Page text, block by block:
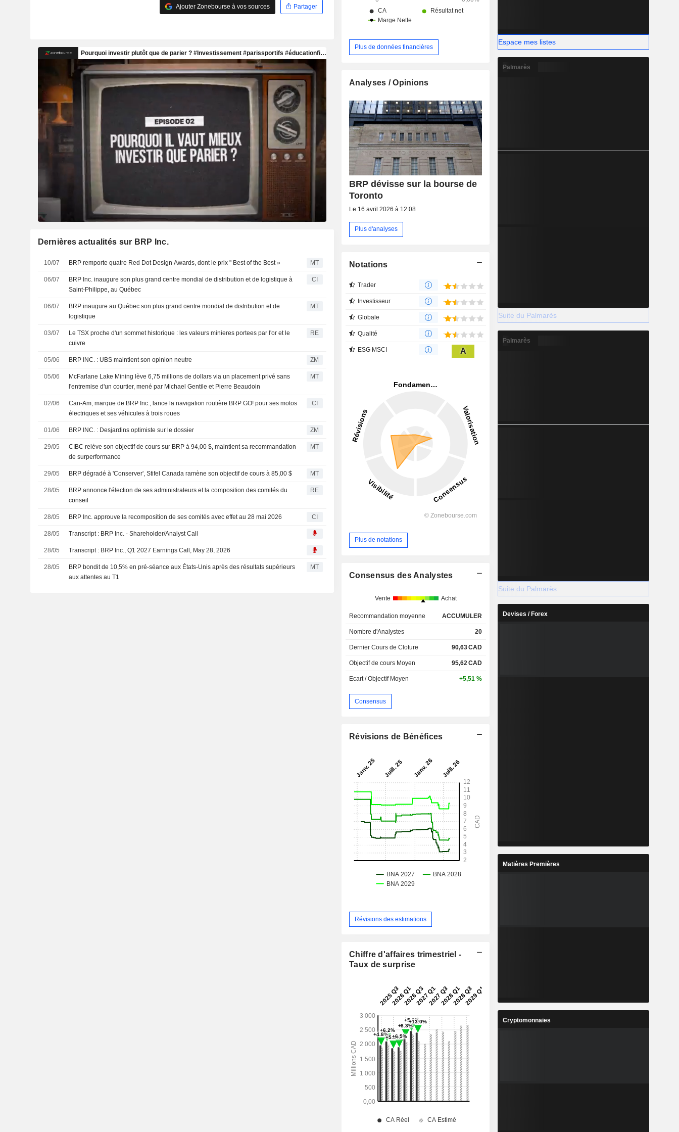
Ajouter Zonebourse à vos sources Partager
Dernières actualités sur BRP Inc.
10/07 BRP remporte quatre Red Dot Design Awards, dont le prix " Best of the Best » MT
06/07
BRP Inc. inaugure son plus grand centre mondial de distribution et de logistique à
Saint-Philippe, au Québec
CI
06/07
BRP inaugure au Québec son plus grand centre mondial de distribution et de
logistique
MT
03/07
Le TSX proche d'un sommet historique : les valeurs minieres portees par l'or et le
cuivre
RE
05/06 BRP INC. : UBS maintient son opinion neutre ZM
05/06
McFarlane Lake Mining lève 6,75 millions de dollars via un placement privé sans
l'entremise d'un courtier, mené par Michael Gentile et Pierre Beaudoin
MT
02/06
Can-Am, marque de BRP Inc., lance la navigation routière BRP GO! pour ses motos
électriques et ses véhicules à trois roues
CI
01/06 BRP INC. : Desjardins optimiste sur le dossier ZM
29/05
CIBC relève son objectif de cours sur BRP à 94,00 $, maintient sa recommandation
de surperformance
MT
29/05 BRP dégradé à 'Conserver', Stifel Canada ramène son objectif de cours à 85,00 $ MT
28/05
BRP annonce l'élection de ses administrateurs et la composition des comités du
conseil
RE
28/05 BRP Inc. approuve la recomposition de ses comités avec effet au 28 mai 2026 CI
28/05 Transcript : BRP Inc. - Shareholder/Analyst Call
28/05 Transcript : BRP Inc., Q1 2027 Earnings Call, May 28, 2026
28/05
BRP bondit de 10,5% en pré-séance aux États-Unis après des résultats supérieurs
aux attentes au T1
MT
produits existantes.
Plus de données financières
Analyses / Opinions
BRP dévisse sur la bourse de
Toronto
Le 16 avril 2026 à 12:08
Plus d'analyses
Notations
Trader
Investisseur
Globale
Qualité
ESG MSCI A
Plus de notations
Consensus des Analystes
Vente Achat
Recommandation moyenne ACCUMULER
Nombre d'Analystes 20
Dernier Cours de Cloture 90,63CAD
Objectif de cours Moyen 95,62CAD
Ecart / Objectif Moyen +5,51 %
Consensus
Révisions de Bénéfices
Révisions des estimations
Chiffre d'affaires trimestriel -
Taux de surprise
Espace mes listes
Palmarès
Suite du Palmarès
Palmarès
Suite du Palmarès
Devises / Forex
Matières Premières
Cryptomonnaies